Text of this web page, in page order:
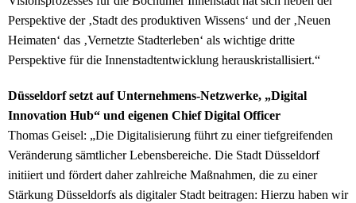
Perspektive der ‚Stadt des produktiven Wissens‘ und der ‚Neuen
Heimaten‘ das ‚Vernetzte Stadterleben‘ als wichtige dritte
Perspektive für die Innenstadtentwicklung herauskristallisiert.“
Düsseldorf setzt auf Unternehmens-Netzwerke, „Digital
Innovation Hub“ und eigenen Chief Digital Officer
Thomas Geisel: „Die Digitalisierung führt zu einer tiefgreifenden
Veränderung sämtlicher Lebensbereiche. Die Stadt Düsseldorf
initiiert und fördert daher zahlreiche Maßnahmen, die zu einer
Stärkung Düsseldorfs als digitaler Stadt beitragen: Hierzu haben wir